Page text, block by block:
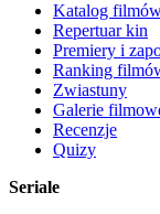
Katalog
Repertuar kin
Premiery i
Ranking
Zwiastuny
Galerie
Recenzje
Quizy
Seriale